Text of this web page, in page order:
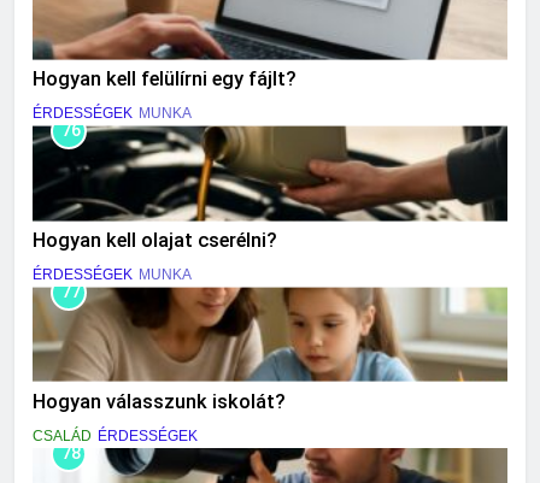
Hogyan kell felülírni egy fájlt?
ÉRDESSÉGEK MUNKA
76
Hogyan kell olajat cserélni?
ÉRDESSÉGEK MUNKA
77
Hogyan válasszunk iskolát?
CSALÁD ÉRDESSÉGEK
78